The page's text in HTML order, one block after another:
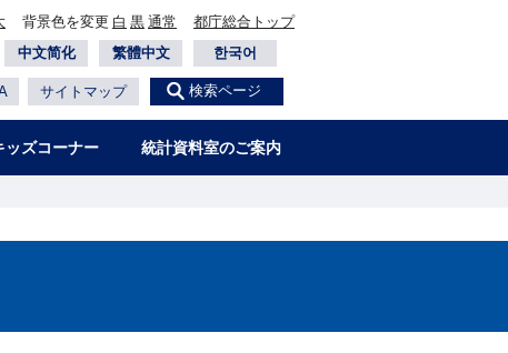
背景色を変更 白 黒 通常
都庁総合トップ
中文简化 繁體中文 한국어
サイトマップ 検索ページ
ッズコーナー 統計資料室のご案内